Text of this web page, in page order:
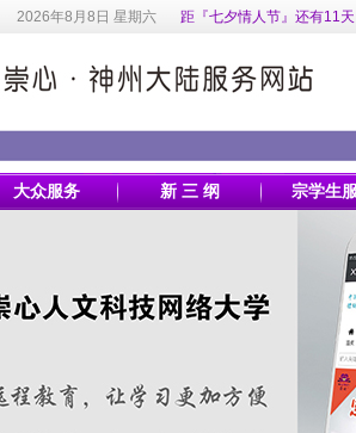
2026年8月8日 星期六 距『七夕情人节』还有11天
大众服务 新 三 纲 宗学生